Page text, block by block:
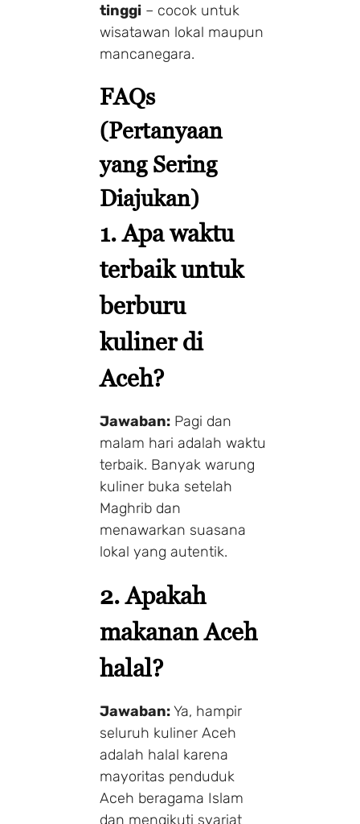
tinggi – cocok untuk
wisatawan lokal maupun
mancanegara.
FAQs
(Pertanyaan
yang Sering
Diajukan)
1. Apa waktu
terbaik untuk
berburu
kuliner di
Aceh?
Jawaban: Pagi dan
malam hari adalah waktu
terbaik. Banyak warung
kuliner buka setelah
Maghrib dan
menawarkan suasana
lokal yang autentik.
2. Apakah
makanan Aceh
halal?
Jawaban:Ya, hampir
seluruh kuliner Aceh
adalah halal karena
mayoritas penduduk
Aceh beragama Islam
dan mengikuti syariat
Make a Booking
1 Adults 1 Room